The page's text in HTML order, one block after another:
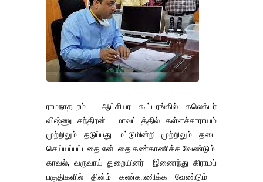
ராமநாதபுரம் ஆட்சியர கூட்டரங்கில் கலெக்டர்
விஷ்ணு சந்திரன் மாவட்டத்தில் கள்ளச்சாராயம்
முற்றிலும் தடுப்பது மட்டுமின்றி முற்றிலும் தடை
செய்யப்பட்டதை என்பதை கண்காணிக்க வேண்டும்.
காவல், வருவாய் துறையினர் இணைந்து கிராமப்
பகுதிகளில் தின்ம் கண்காணிக்க வேண்டும்